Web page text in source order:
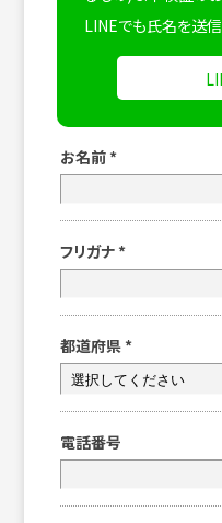
LINEでも氏名を送信
お名前 *
フリガナ *
都道府県 *
電話番号